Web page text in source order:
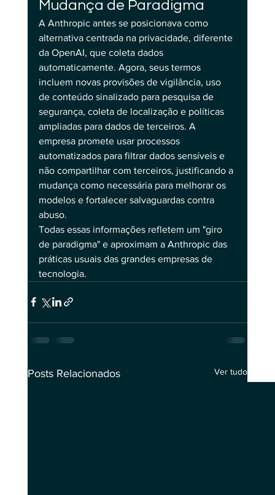
Mudança de Paradigma
A Anthropic antes se posicionava como
alternativa centrada na privacidade, diferente
da OpenAI, que coleta dados
automaticamente. Agora, seus termos
incluem novas provisões de vigilância, uso
de conteúdo sinalizado para pesquisa de
segurança, coleta de localização e políticas
ampliadas para dados de terceiros. A
empresa promete usar processos
automatizados para filtrar dados sensíveis e
não compartilhar com terceiros, justificando a
mudança como necessária para melhorar os
modelos e fortalecer salvaguardas contra
abuso.
Todas essas informações refletem um "giro
de paradigma" e aproximam a Anthropic das
práticas usuais das grandes empresas de
tecnologia.
Posts Relacionados Ver tudo